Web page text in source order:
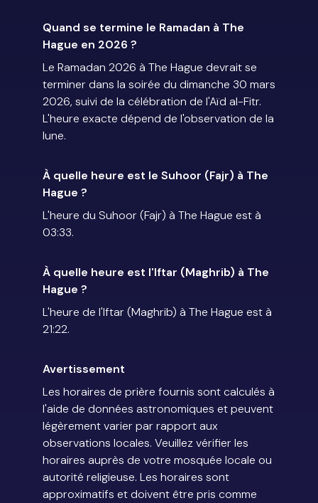
Quand se termine le Ramadan à The
Hague en 2026 ?
Le Ramadan 2026 à The Hague devrait se
terminer dans la soirée du dimanche 30 mars
2026, suivi de la célébration de l'Aïd al-Fitr.
L'heure exacte dépend de l'observation de la
lune.
À quelle heure est le Suhoor (Fajr) à The
Hague ?
L'heure du Suhoor (Fajr) à The Hague est à
03:33.
À quelle heure est l'Iftar (Maghrib) à The
Hague ?
L'heure de l'Iftar (Maghrib) à The Hague est à
21:22.
Avertissement
Les horaires de prière fournis sont calculés à
l'aide de données astronomiques et peuvent
légèrement varier par rapport aux
observations locales. Veuillez vérifier les
horaires auprès de votre mosquée locale ou
autorité religieuse. Les horaires sont
approximatifs et doivent être pris comme